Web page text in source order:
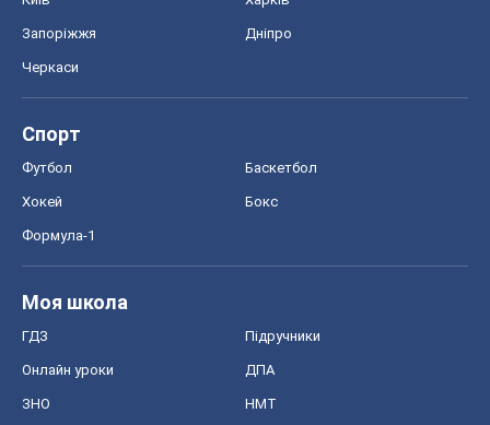
Запоріжжя Дніпро
Черкаси
Спорт
Футбол Баскетбол
Хокей Бокс
Формула-1
Моя школа
ГДЗ Підручники
Онлайн уроки ДПА
ЗНО НМТ